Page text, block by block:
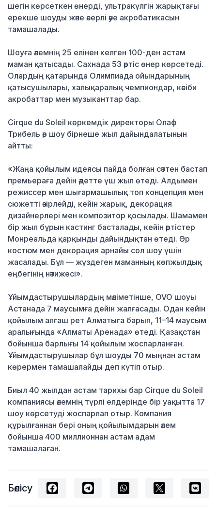
шегін көрсеткен өнерді, ультракүлгін жарықтағы
ерекше шоуды және әсерлі әуе акробатикасын
тамашалады.
Шоуға әлемнің 25 елінен келген 100-ден астам
маман қатысады. Сахнада 53 әртіс өнер көрсетеді.
Олардың қатарында Олимпиада ойындарының
қатысушылары, халықаралық чемпиондар, кәсіби
акробаттар мен музыканттар бар.
Cirque du Soleil көркемдік директоры Олаф
Трибель әр шоу бірнеше жыл дайындалатынын
айтты:
«Жаңа қойылым идеясы пайда болған сәттен бастап
премьераға дейін әдетте үш жыл өтеді. Алдымен
режиссер мен шығармашылық топ концепция мен
сюжетті әзірлейді, кейін жарық, декорация
дизайнерлері мен композитор қосылады. Шамамен
бір жыл бұрын кастинг басталады, кейін әртістер
Монреальда қарқынды дайындықтан өтеді. Әр
костюм мен декорация арнайы сол шоу үшін
жасалады. Бұл — жүздеген маманның көпжылдық
еңбегінің нәтижесі».
Ұйымдастырушылардың мәліметінше, OVO шоуы
Астанада 7 маусымға дейін жалғасады. Одан кейін
қойылым алғаш рет Алматыға барып, 11–14 маусым
аралығында «Алматы Аренада» өтеді. Қазақстан
бойынша барлығы 14 қойылым жоспарланған.
Ұйымдастырушылар бұл шоуды 70 мыңнан астам
көрермен тамашалайды деп күтіп отыр.
Биыл 40 жылдан астам тарихы бар Cirque du Soleil
компаниясы әлемнің түрлі елдерінде бір уақытта 17
шоу көрсетуді жоспарлап отыр. Компания
құрылғаннан бері оның қойылымдарын әлем
бойынша 400 миллионнан астам адам
тамашалаған.
Бөлісу